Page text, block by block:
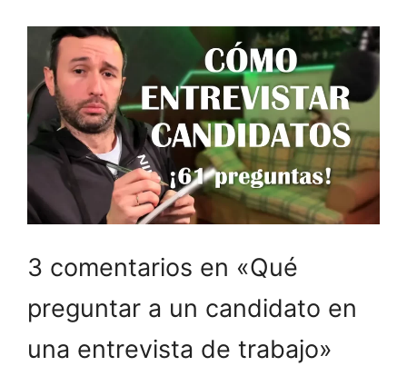
3 comentarios en «Qué
preguntar a un candidato en
una entrevista de trabajo»